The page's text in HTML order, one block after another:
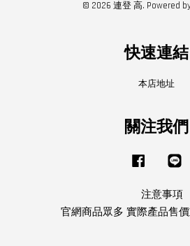
© 2026 連登 高. Powered
快速連結
本店地址
關注我們
Facebook
注意事項
官網商品眾多 實際產品售